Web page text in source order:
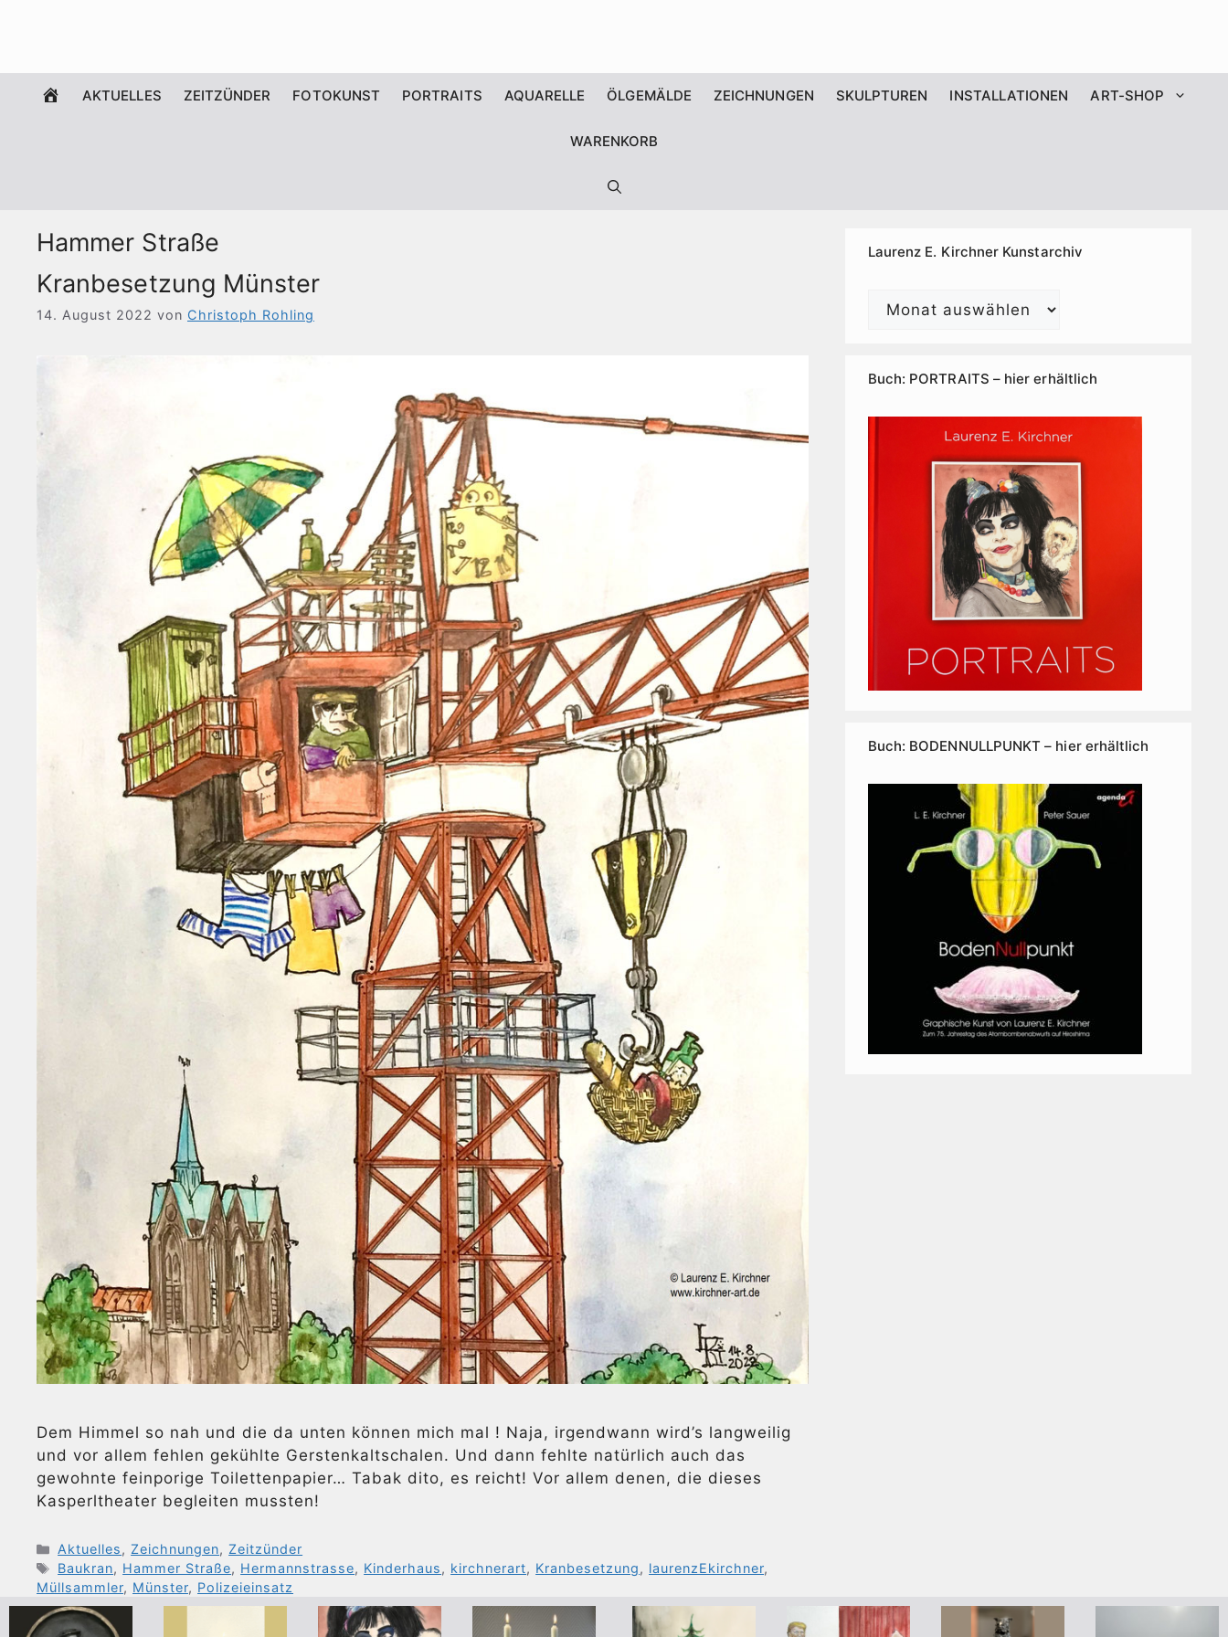
WILLKOMMEN
AKTUELLES ZEITZÜNDER FOTOKUNST PORTRAITS AQUARELLE ÖLGEMÄLDE ZEICHNUNGEN SKULPTUREN INSTALLATIONEN ART-SHOP
WARENKORB
Hammer Straße
Kranbesetzung Münster
14. August 2022 von Christoph Rohling
Dem Himmel so nah und die da unten können mich mal ! Naja, irgendwann wird’s langweilig
und vor allem fehlen gekühlte Gerstenkaltschalen. Und dann fehlte natürlich auch das
gewohnte feinporige Toilettenpapier… Tabak dito, es reicht! Vor allem denen, die dieses
Kasperltheater begleiten mussten!
Kategorien
Aktuelles, Zeichnungen, Zeitzünder
Schlagwörter
Baukran, Hammer Straße, Hermannstrasse, Kinderhaus, kirchnerart, Kranbesetzung, laurenzEkirchner,
Müllsammler, Münster, Polizeieinsatz
Laurenz E. Kirchner Kunstarchiv
Laurenz
Buch: PORTRAITS – hier erhältlich
Buch: BODENNULLPUNKT – hier erhältlich